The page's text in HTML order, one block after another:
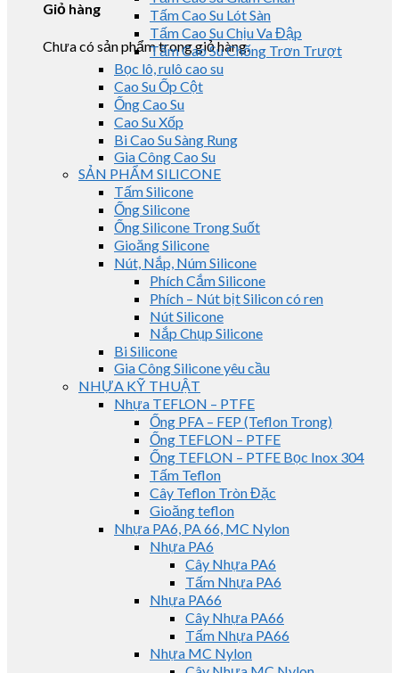
Giỏ hàng
Chưa có sản phẩm trong giỏ hàng.
Tấm Cao Su Lót Sàn
Tấm Cao Su Chịu Va Đập
Tấm Cao Su Chống Trơn Trượt
Bọc lô, rulô cao su
Cao Su Ốp Cột
Ống Cao Su
Cao Su Xốp
Bi Cao Su Sàng Rung
Gia Công Cao Su
SẢN PHẨM SILICONE
Tấm Silicone
Ống Silicone
Ống Silicone Trong Suốt
Gioăng Silicone
Nút, Nắp, Núm Silicone
Phích Cắm Silicone
Phích – Nút bịt Silicon có ren
Nút Silicone
Nắp Chụp Silicone
Bi Silicone
Gia Công Silicone yêu cầu
NHỰA KỸ THUẬT
Nhựa TEFLON – PTFE
Ống PFA – FEP (Teflon Trong)
Ống TEFLON – PTFE
Ống TEFLON – PTFE Bọc Inox 304
Tấm Teflon
Cây Teflon Tròn Đặc
Gioăng teflon
Nhựa PA6, PA 66, MC Nylon
Nhựa PA6
Cây Nhựa PA6
Tấm Nhựa PA6
Nhựa PA66
Cây Nhựa PA66
Tấm Nhựa PA66
Nhựa MC Nylon